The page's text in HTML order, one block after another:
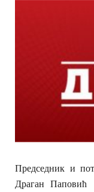
Председник и
Драган